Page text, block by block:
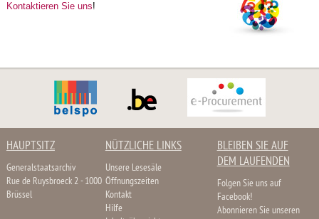
Kontaktieren Sie uns!
HAUPTSITZ
Generalstaatsarchiv
Rue de Ruysbroeck 2 - 1000
Brüssel
NÜTZLICHE LINKS
Unsere Lesesäle
Öffnungszeiten
Kontakt
Hilfe
BLEIBEN SIE AUF
DEM LAUFENDEN
Folgen Sie uns auf
Facebook!
Abonnieren Sie unseren